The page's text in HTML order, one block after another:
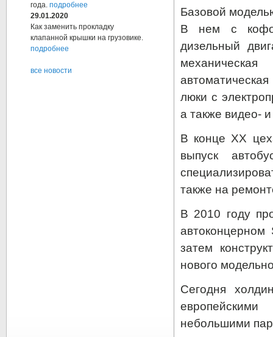
Базовой
В нем с
дизельный
люки с
а также видео-
В конце XX
выпуск
также на
В 2010 году
затем
нового
Сегодня
небольшими
года. подробнее
29.01.2020
Как заменить прокладку
клапанной крышки на грузовике.
подробнее
все новости